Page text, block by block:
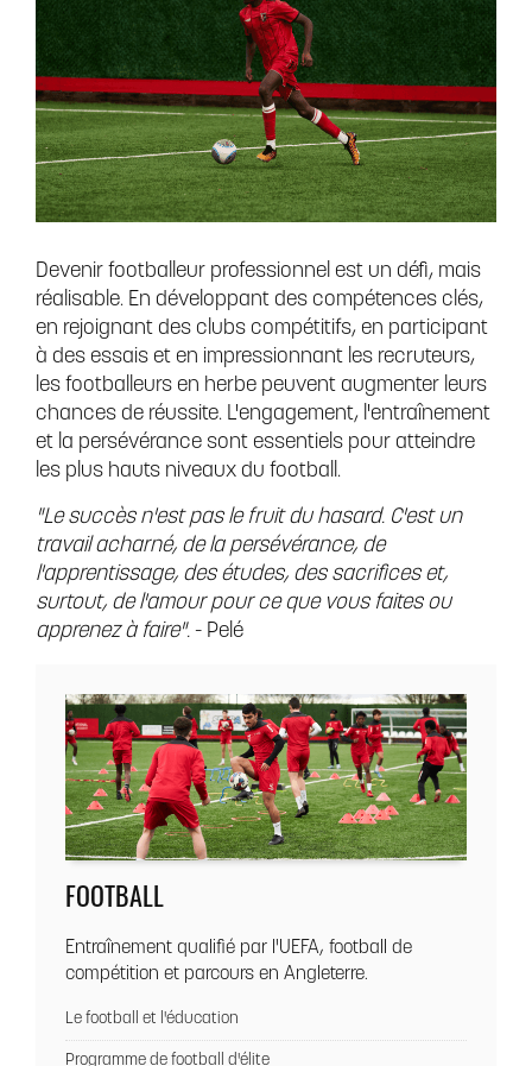
Devenir footballeur professionnel est un défi, mais
réalisable. En développant des compétences clés,
en rejoignant des clubs compétitifs, en participant
à des essais et en impressionnant les recruteurs,
les footballeurs en herbe peuvent augmenter leurs
chances de réussite. L'engagement, l'entraînement
et la persévérance sont essentiels pour atteindre
les plus hauts niveaux du football.
"Le succès n'est pas le fruit du hasard. C'est un
travail acharné, de la persévérance, de
l'apprentissage, des études, des sacrifices et,
surtout, de l'amour pour ce que vous faites ou
apprenez à faire". - Pelé
FOOTBALL
Entraînement qualifié par l'UEFA, football de
compétition et parcours en Angleterre.
Le football et l'éducation
Programme de football d'élite